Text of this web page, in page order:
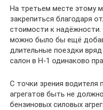
На третьем месте этому
закрепиться благодаря
стоимости к
можно было бы ещё
длительные поездки
салон в Н-1 одинаково
С точки зрения водителя
агрегатов быть не
бензиновых силовых